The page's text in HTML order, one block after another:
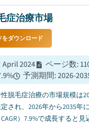
症治療市場
をダウンロード
April 2024 ページ数:
% 予測期間:2026-
脱毛症治療の市場規模は
され、2026年から2035年
）7.9%で成長すると見